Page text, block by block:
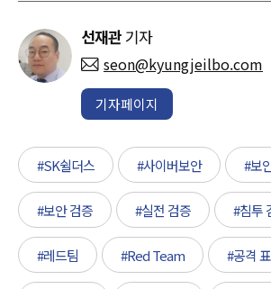
선재관 기자
seon@kyungjeilbo.com
기자페이지
#SK쉴더스 #사이버보안 #보
#보안 검증 #실전 검증 #침투
#레드팀 #Red Team #공격